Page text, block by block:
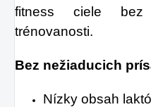
fitness ciele
trénovanosti.
Bez nežiaducich
Nízky obsah